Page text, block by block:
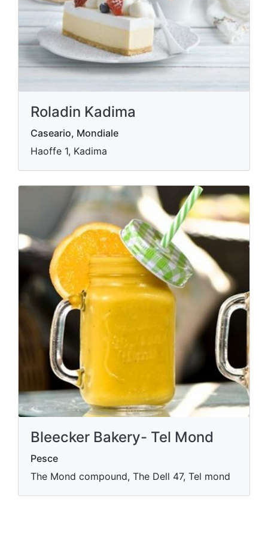
Roladin Kadima
Caseario, Mondiale
Haoffe 1, Kadima
Bleecker Bakery- Tel Mond
Pesce
The Mond compound, The Dell 47, Tel mond